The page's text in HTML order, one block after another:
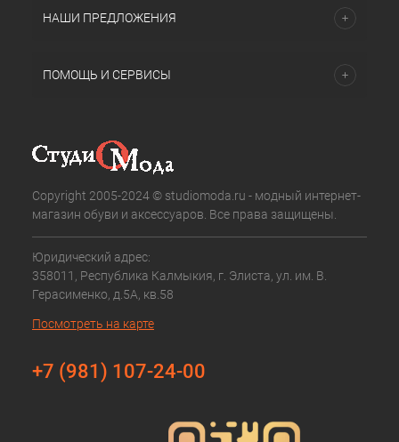
НАШИ ПРЕДЛОЖЕНИЯ
ПОМОЩЬ И СЕРВИСЫ
Copyright 2005-2024 © studiomoda.ru - модный интернет-
магазин обуви и аксессуаров. Все права защищены.
Юридический адрес:
358011, Республика Калмыкия, г. Элиста, ул. им. В.
Герасименко, д.5А, кв.58
Посмотреть на карте
+7 (981) 107-24-00